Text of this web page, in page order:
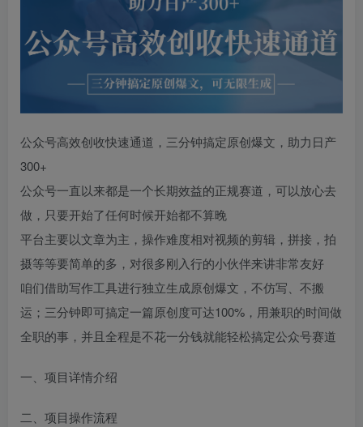
公众号高效创收快速通道，三分钟搞定原创爆文，助力日产
300+
公众号一直以来都是一个长期效益的正规赛道，可以放心去
做，只要开始了任何时候开始都不算晚
平台主要以文章为主，操作难度相对视频的剪辑，拼接，拍
摄等等要简单的多，对很多刚入行的小伙伴来讲非常友好
咱们借助写作工具进行独立生成原创爆文，不仿写、不搬
运；三分钟即可搞定一篇原创度可达100%，用兼职的时间做
全职的事，并且全程是不花一分钱就能轻松搞定公众号赛道
一、项目详情介绍
二、项目操作流程